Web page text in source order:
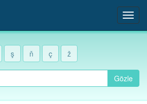
ş ň ç ž
Gözle